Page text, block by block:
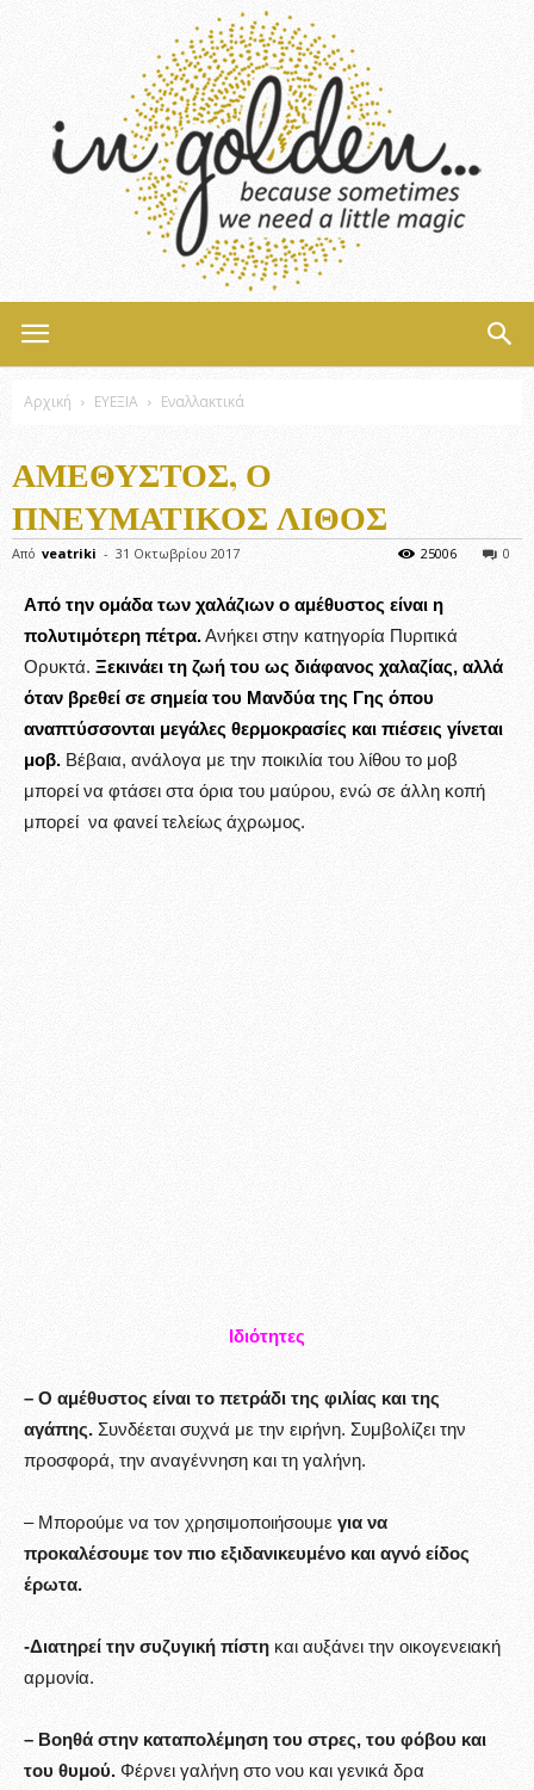
Αρχική ΕΥΕΞΙΑ Εναλλακτικά
ΑΜΈΘΥΣΤΟΣ, Ο
ΠΝΕΥΜΑΤΙΚΌΣ ΛΊΘΟΣ
Από veatriki - 31 Οκτωβρίου 2017 0
25006
Από την ομάδα των χαλάζιων ο αμέθυστος είναι η
πολυτιμότερη πέτρα.Ανήκει στην κατηγορία Πυριτικά
Ορυκτά. Ξεκινάει τη ζωή του ως διάφανος χαλαζίας, αλλά
όταν βρεθεί σε σημεία του Μανδύα της Γης όπου
αναπτύσσονται μεγάλες θερμοκρασίες και πιέσεις γίνεται
μοβ. Βέβαια, ανάλογα με την ποικιλία του λίθου το μοβ
μπορεί να φτάσει στα όρια του μαύρου, ενώ σε άλλη κοπή
μπορεί να φανεί τελείως άχρωμος.
Ιδιότητες
– Ο αμέθυστος είναι το πετράδι της φιλίας και της
αγάπης. Συνδέεται συχνά με την ειρήνη. Συμβολίζει την
προσφορά, την αναγέννηση και τη γαλήνη.
– Μπορούμε να τον χρησιμοποιήσουμε για να
προκαλέσουμε τον πιο εξιδανικευμένο και αγνό είδος
έρωτα.
-Διατηρεί την συζυγική πίστη και αυξάνει την οικογενειακή
αρμονία.
– Βοηθά στην καταπολέμηση του στρες, του φόβου και
του θυμού. Φέρνει γαλήνη στο νου και γενικά δρα